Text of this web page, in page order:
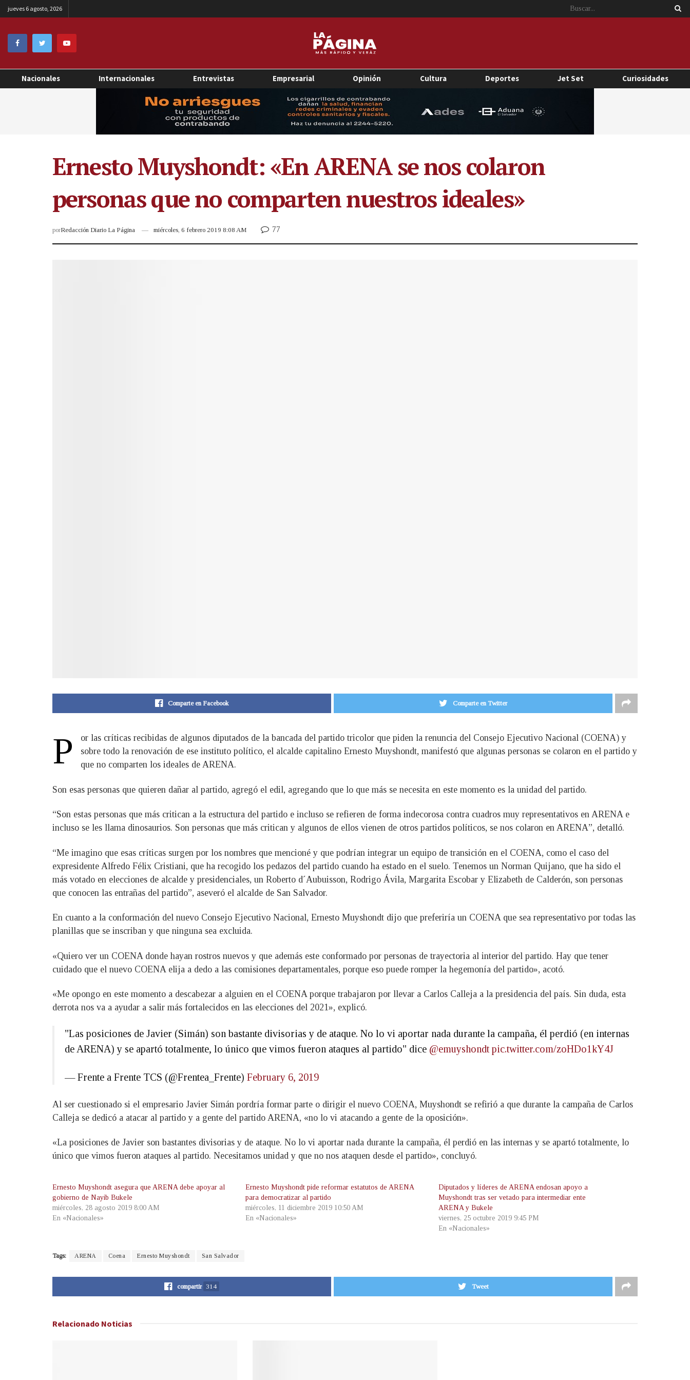
jueves 6 agosto, 2026
Nacionales Internacionales Entrevistas Empresarial Opinión Cultura Deportes Jet Set Curiosidades
Ernesto Muyshondt: «En ARENA se nos colaron
personas que no comparten nuestros ideales»
porRedacción Diario La Página miércoles, 6 febrero 2019 8:08 AM 77
Comparte en Facebook Comparte en Twitter
P
or las críticas recibidas de algunos diputados de la bancada del partido tricolor que piden la renuncia del Consejo Ejecutivo Nacional (COENA) y
sobre todo la renovación de ese instituto político, el alcalde capitalino Ernesto Muyshondt, manifestó que algunas personas se colaron en el partido y
que no comparten los ideales de ARENA.
Son esas personas que quieren dañar al partido, agregó el edil, agregando que lo que más se necesita en este momento es la unidad del partido.
“Son estas personas que más critican a la estructura del partido e incluso se refieren de forma indecorosa contra cuadros muy representativos en ARENA e
incluso se les llama dinosaurios. Son personas que más critican y algunos de ellos vienen de otros partidos políticos, se nos colaron en ARENA”, detalló.
“Me imagino que esas críticas surgen por los nombres que mencioné y que podrían integrar un equipo de transición en el COENA, como el caso del
expresidente Alfredo Félix Cristiani, que ha recogido los pedazos del partido cuando ha estado en el suelo. Tenemos un Norman Quijano, que ha sido el
más votado en elecciones de alcalde y presidenciales, un Roberto d´Aubuisson, Rodrigo Ávila, Margarita Escobar y Elizabeth de Calderón, son personas
que conocen las entrañas del partido”, aseveró el alcalde de San Salvador.
En cuanto a la conformación del nuevo Consejo Ejecutivo Nacional, Ernesto Muyshondt dijo que preferiría un COENA que sea representativo por todas las
planillas que se inscriban y que ninguna sea excluida.
«Quiero ver un COENA donde hayan rostros nuevos y que además este conformado por personas de trayectoria al interior del partido. Hay que tener
cuidado que el nuevo COENA elija a dedo a las comisiones departamentales, porque eso puede romper la hegemonía del partido», acotó.
«Me opongo en este momento a descabezar a alguien en el COENA porque trabajaron por llevar a Carlos Calleja a la presidencia del país. Sin duda, esta
derrota nos va a ayudar a salir más fortalecidos en las elecciones del 2021», explicó.
"Las posiciones de Javier (Simán) son bastante divisorias y de ataque. No lo vi aportar nada durante la campaña, él perdió (en internas
de ARENA) y se apartó totalmente, lo único que vimos fueron ataques al partido" dice @emuyshondt pic.twitter.com/zoHDo1kY4J
— Frente a Frente TCS (@Frentea_Frente) February 6, 2019
Al ser cuestionado si el empresario Javier Simán pordría formar parte o dirigir el nuevo COENA, Muyshondt se refirió a que durante la campaña de Carlos
Calleja se dedicó a atacar al partido y a gente del partido ARENA, «no lo vi atacando a gente de la oposición».
«La posiciones de Javier son bastantes divisorias y de ataque. No lo vi aportar nada durante la campaña, él perdió en las internas y se apartó totalmente, lo
único que vimos fueron ataques al partido. Necesitamos unidad y que no nos ataquen desde el partido», concluyó.
Ernesto Muyshondt asegura que ARENA debe apoyar al
gobierno de Nayib Bukele
miércoles, 28 agosto 2019 8:00 AM
En «Nacionales»
Ernesto Muyshondt pide reformar estatutos de ARENA
para democratizar al partido
miércoles, 11 diciembre 2019 10:50 AM
En «Nacionales»
Diputados y líderes de ARENA endosan apoyo a
Muyshondt tras ser vetado para intermediar ente
ARENA y Bukele
viernes, 25 octubre 2019 9:45 PM
En «Nacionales»
Tags: ARENA Coena Ernesto Muyshondt San Salvador
compartir 314 Tweet
Relacionado Noticias